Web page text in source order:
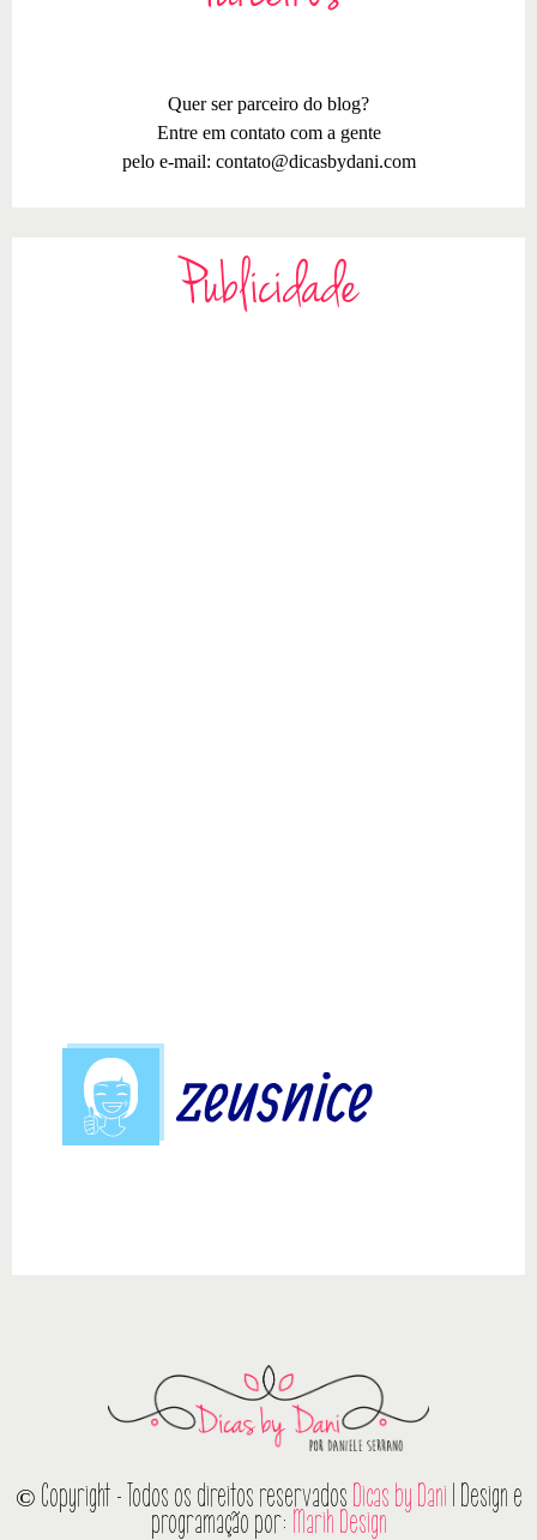
Quer ser parceiro do blog?
Entre em contato com a gente
pelo e-mail: contato@dicasbydani.com
Publicidade
© Copyright - Todos os direitos reservados Dicas by Dani | Design e
programação por: Marih Design